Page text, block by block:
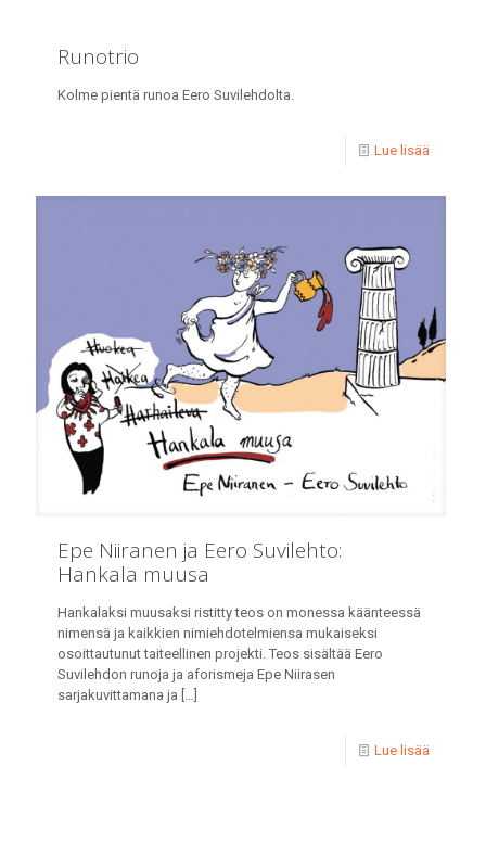
Runotrio
Kolme pientä runoa Eero Suvilehdolta.
Lue lisää
Epe Niiranen ja Eero Suvilehto:
Hankala muusa
Hankalaksi muusaksi ristitty teos on monessa käänteessä
nimensä ja kaikkien nimiehdotelmiensa mukaiseksi
osoittautunut taiteellinen projekti. Teos sisältää Eero
Suvilehdon runoja ja aforismeja Epe Niirasen
sarjakuvittamana ja […]
Lue lisää